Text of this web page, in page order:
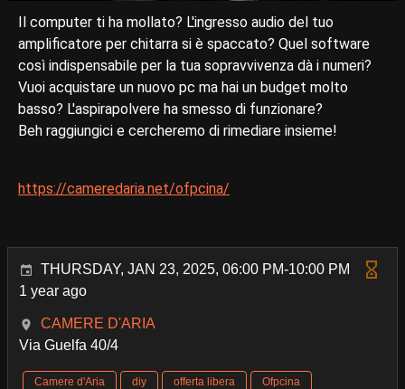
Il computer ti ha mollato? L'ingresso audio del tuo
amplificatore per chitarra si è spaccato? Quel software
così indispensabile per la tua sopravvivenza dà i numeri?
Vuoi acquistare un nuovo pc ma hai un budget molto
basso? L'aspirapolvere ha smesso di funzionare?
Beh raggiungici e cercheremo di rimediare insieme!
https://cameredaria.net/ofpcina/
THURSDAY, JAN 23, 2025, 06:00 PM-10:00 PM
1 year ago
CAMERE D'ARIA
Via Guelfa 40/4
Camere d'Aria diy offerta libera
Ofpcina